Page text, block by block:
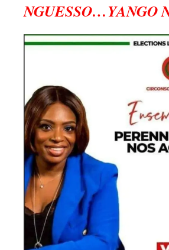
NGUESSO…YANGO